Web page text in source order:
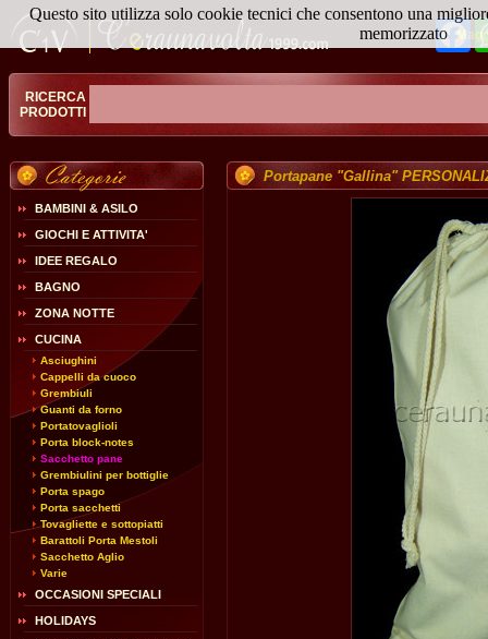
RICERCA
PRODOTTI
BAMBINI & ASILO
GIOCHI E ATTIVITA'
IDEE REGALO
BAGNO
ZONA NOTTE
CUCINA
Asciughini
Cappelli da cuoco
Grembiuli
Guanti da forno
Portatovaglioli
Porta block-notes
Sacchetto pane
Grembiulini per bottiglie
Porta spago
Porta sacchetti
Tovagliette e sottopiatti
Barattoli Porta Mestoli
Sacchetto Aglio
Varie
OCCASIONI SPECIALI
HOLIDAYS
Portapane "Gallina"
Questo sito utilizza solo cookie tecnici che consentono una
memorizzato